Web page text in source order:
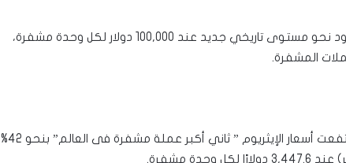
ويأتي ذلك وسط توقعات بمزيد من الصعود نحو مستوى تاريخي جديد عند 100,000 دولار لكل وحدة مشفرة،
المشفرة.
منذ انتخاب ترامب يوم الأربعاء الماضي ،ارتفعت أسعار الإيثريوم ” ثاني أكبر عملة مشفرة فى العالم” بنحو 42%
مشفرة.